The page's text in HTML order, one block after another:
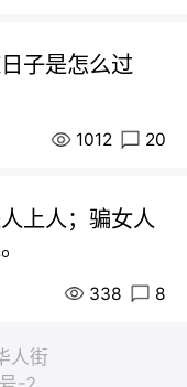
子是怎么过
1012 20
上人；骗女人
338 8
人街